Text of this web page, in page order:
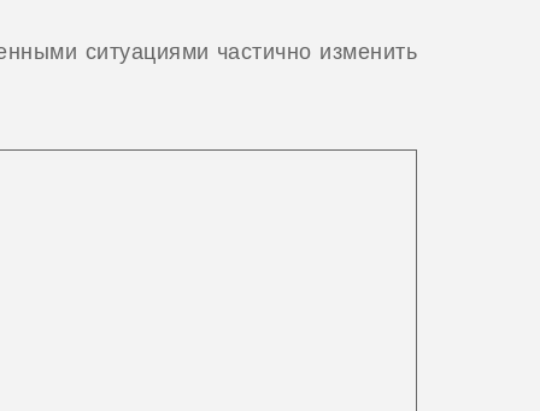
ситуациями частично изменить